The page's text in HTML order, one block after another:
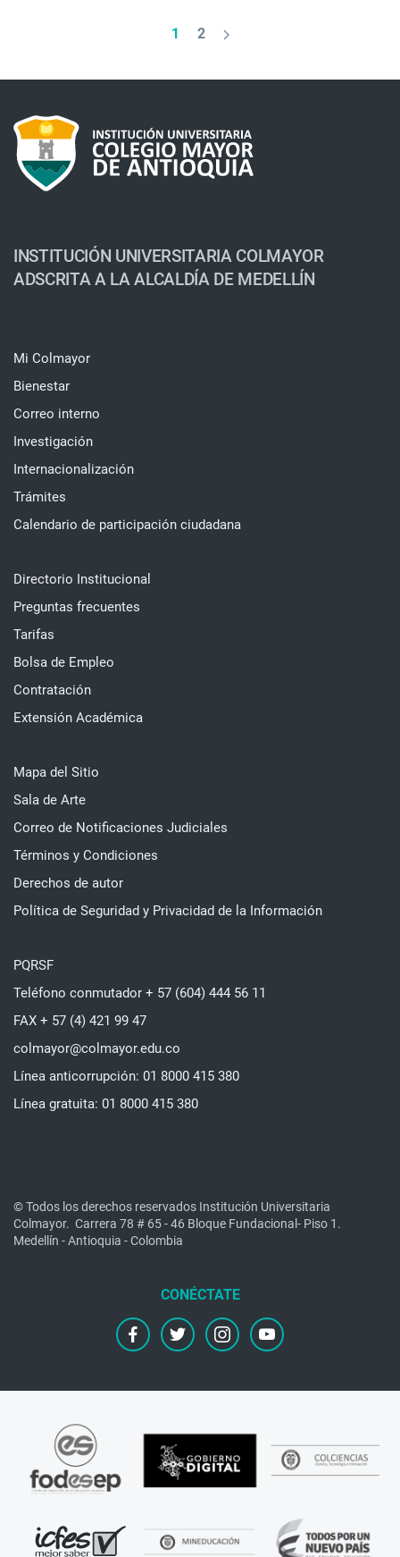
1 2
INSTITUCIÓN UNIVERSITARIA COLMAYOR
ADSCRITA A LA ALCALDÍA DE MEDELLÍN
Mi Colmayor
Bienestar
Correo interno
Investigación
Internacionalización
Trámites
Calendario de participación ciudadana
Directorio Institucional
Preguntas frecuentes
Tarifas
Bolsa de Empleo
Contratación
Extensión Académica
Mapa del Sitio
Sala de Arte
Correo de Notificaciones Judiciales
Términos y Condiciones
Derechos de autor
Política de Seguridad y Privacidad de la Información
PQRSF
Teléfono conmutador + 57 (604) 444 56 11
FAX + 57 (4) 421 99 47
colmayor@colmayor.edu.co
Línea anticorrupción: 01 8000 415 380
Línea gratuita: 01 8000 415 380
© Todos los derechos reservados Institución Universitaria
Colmayor. Carrera 78 # 65 - 46 Bloque Fundacional- Piso 1.
Medellín - Antioquia - Colombia
facebooktwitter instagramyoutube